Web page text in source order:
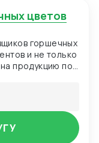
цветов
горшечных
и не только
продукцию по